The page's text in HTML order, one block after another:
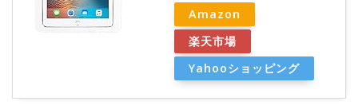
Amazon
楽天市場
Yahooショッピング